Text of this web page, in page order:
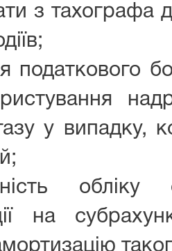
з тахографа
податкового
у випадку,
обліку
на